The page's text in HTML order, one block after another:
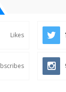
Likes